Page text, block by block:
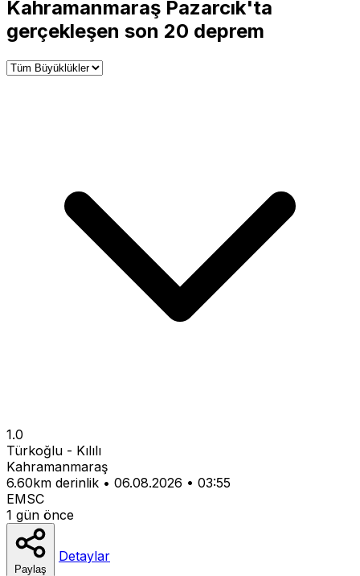
−
Kahramanmaraş Pazarcık'ta
gerçekleşen son 20 deprem
1.0
Türkoğlu - Kılılı
Kahramanmaraş
6.60km derinlik • 06.08.2026 • 03:55
EMSC
1 gün önce
Paylaş
Detaylar